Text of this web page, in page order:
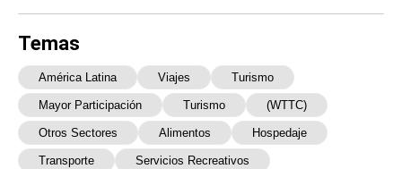
Temas
América Latina Viajes Turismo
Mayor Participación Turismo (WTTC)
Otros Sectores Alimentos Hospedaje
Transporte Servicios Recreativos